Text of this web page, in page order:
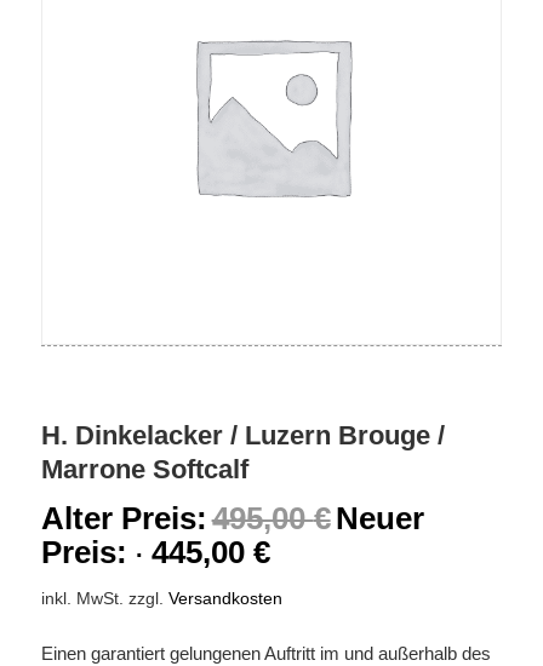
H. Dinkelacker / Luzern Brouge /
Marrone Softcalf
Alter Preis:495,00€Neuer
Preis:
445,00 €
inkl. MwSt. zzgl. Versandkosten
Einen garantiert gelungenen Auftritt im und außerhalb des